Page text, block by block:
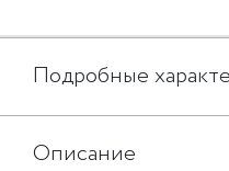
Подробные
Описание